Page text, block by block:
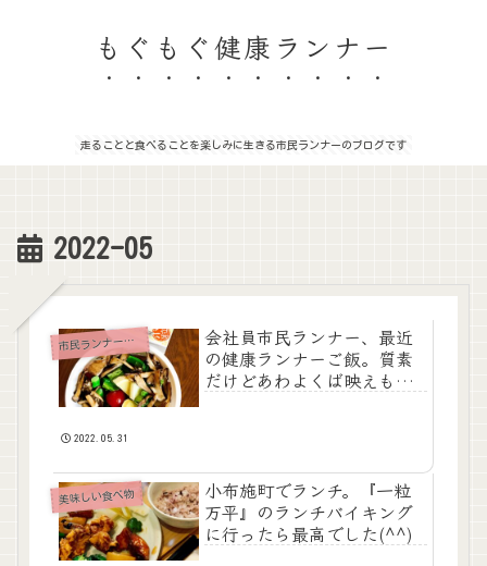
もぐもぐ健康ランナー
走ることと食べることを楽しみに生きる市民ランナーのブログです
2022-05
市
民ランナーの食事
会社員市民ランナー、最近
の健康ランナーご飯。質素
だけどあわよくば映えもね
2022.05.31
美味しい食べ物
小布施町でランチ。『一粒
万平』のランチバイキング
に行ったら最高でした(^^)